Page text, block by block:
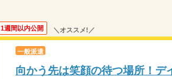
1週間以内公開 ＼オススメ!／
一般派遣
向かう先は笑顔の待つ場所！デ